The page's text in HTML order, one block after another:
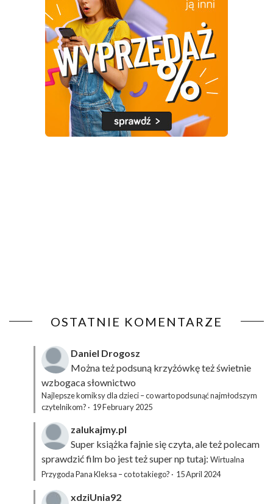
OSTATNIE KOMENTARZE
Daniel Drogosz
Można też podsuną krzyżówkęteż świetnie
wzbogaca słownictwo
Najlepsze komiksy dla dzieci – co warto podsunąć najmłodszym
czytelnikom? · 19 February 2025
zalukajmy.pl
Super książka fajnie się czyta, ale też polecam
sprawdzić film bo jest też super np tutaj: Wirtualna
Przygoda Pana Kleksa – co to takiego? · 15 April 2024
xdziUnia92